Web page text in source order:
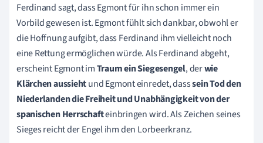
Ferdinand sagt, dass Egmont für ihn schon immer ein
Vorbild gewesen ist. Egmont fühlt sich dankbar, obwohl er
die Hoffnung aufgibt, dass Ferdinand ihm vielleicht noch
eine Rettung ermöglichen würde. Als Ferdinand abgeht,
erscheint Egmont imTraum ein Siegesengel, derwie
Klärchen aussiehtund Egmont einredet, dasssein Tod den
Niederlanden die Freiheit und Unabhängigkeit von der
spanischen Herrschafteinbringen wird. Als Zeichen seines
Sieges reicht der Engel ihm den Lorbeerkranz.